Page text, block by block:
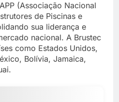
(Associação Nacional
de Piscinas e
sua liderança e
nacional. A Brustec
como Estados Unidos,
Bolívia, Jamaica,